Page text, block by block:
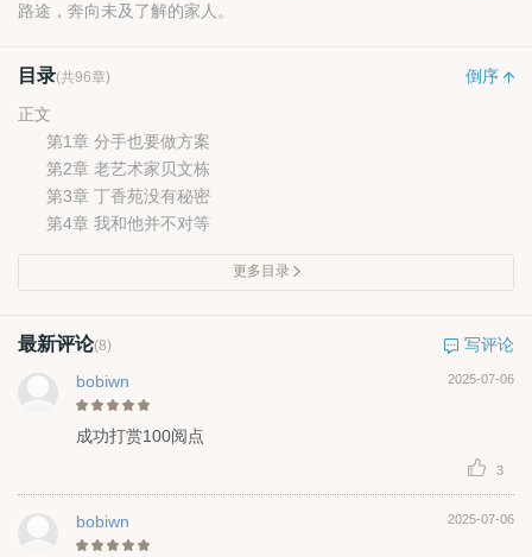
路途，奔向未及了解的家人。
目录(共96章)
倒序
正文
第1章 分手也要做方案
第2章 老艺术家贝文栋
第3章 丁香苑没有秘密
第4章 我和他并不对等
更多目录
最新评论(8)
写评论
bobiwn
2025-07-06
成功打赏100阅点
3
bobiwn 2025-07-06